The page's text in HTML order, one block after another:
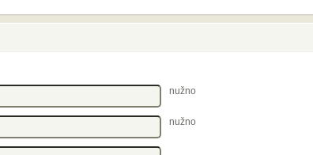
nužno
nužno